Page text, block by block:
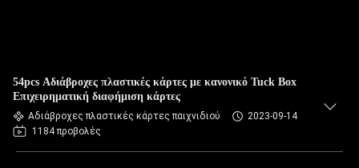
54pcs Αδιάβροχες πλαστικές κάρτες με κανονικό Tuck Box
Επιχειρηματική διαφήμιση κάρτες
Αδιάβροχες πλαστικές κάρτες παιχνιδιού
2023-09-14
1184 προβολές